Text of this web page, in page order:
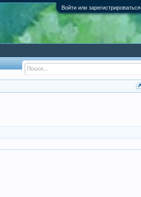
Войти или зарегистрироваться